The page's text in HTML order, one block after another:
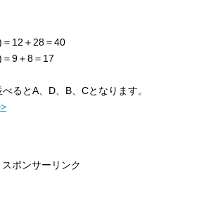
12＋28＝40
9＋8＝17
るとA、D、B、Cとなります。
スポンサーリンク